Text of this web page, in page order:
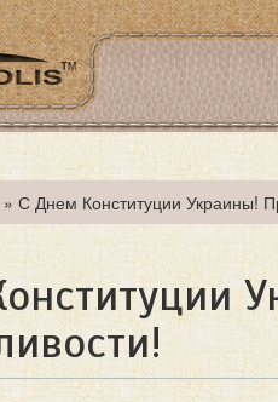
» С Днем Конституции Украины!